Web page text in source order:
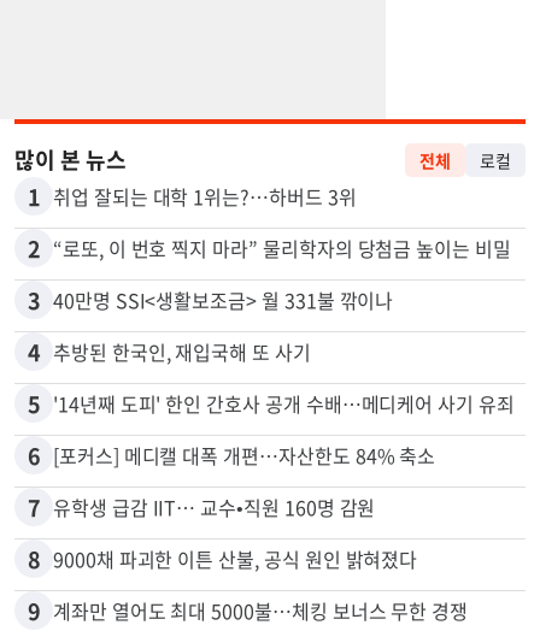
1 취업 잘되는 대학 1위는?…하버드 3위
2 “로또, 이 번호 찍지 마라” 물리학자의 당첨금 높이는 비밀
3 40만명 SSI<생활보조금> 월 331불 깎이나
4 추방된 한국인, 재입국해 또 사기
5 '14년째 도피' 한인 간호사 공개 수배…메디케어 사기 유죄
6 [포커스] 메디캘 대폭 개편…자산한도 84% 축소
7 유학생 급감 IIT… 교수•직원 160명 감원
8 9000채 파괴한 이튼 산불, 공식 원인 밝혀졌다